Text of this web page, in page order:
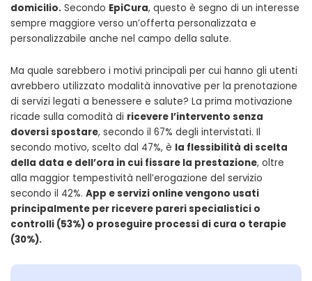
domicilio. Secondo EpiCura, questo è segno di un interesse
sempre maggiore verso un’offerta personalizzata e
personalizzabile anche nel campo della salute.
Ma quale sarebbero i motivi principali per cui hanno gli utenti
avrebbero utilizzato modalità innovative per la prenotazione
di servizi legati a benessere e salute? La prima motivazione
ricade sulla comodità di ricevere l’intervento senza
doversi spostare, secondo il 67% degli intervistati. Il
secondo motivo, scelto dal 47%, è la flessibilità di scelta
della data e dell’ora in cui fissare la prestazione, oltre
alla maggior tempestività nell’erogazione del servizio
secondo il 42%. App e servizi online vengono usati
principalmente per ricevere pareri specialistici o
controlli (53%) o proseguire processi di cura o terapie
(30%).